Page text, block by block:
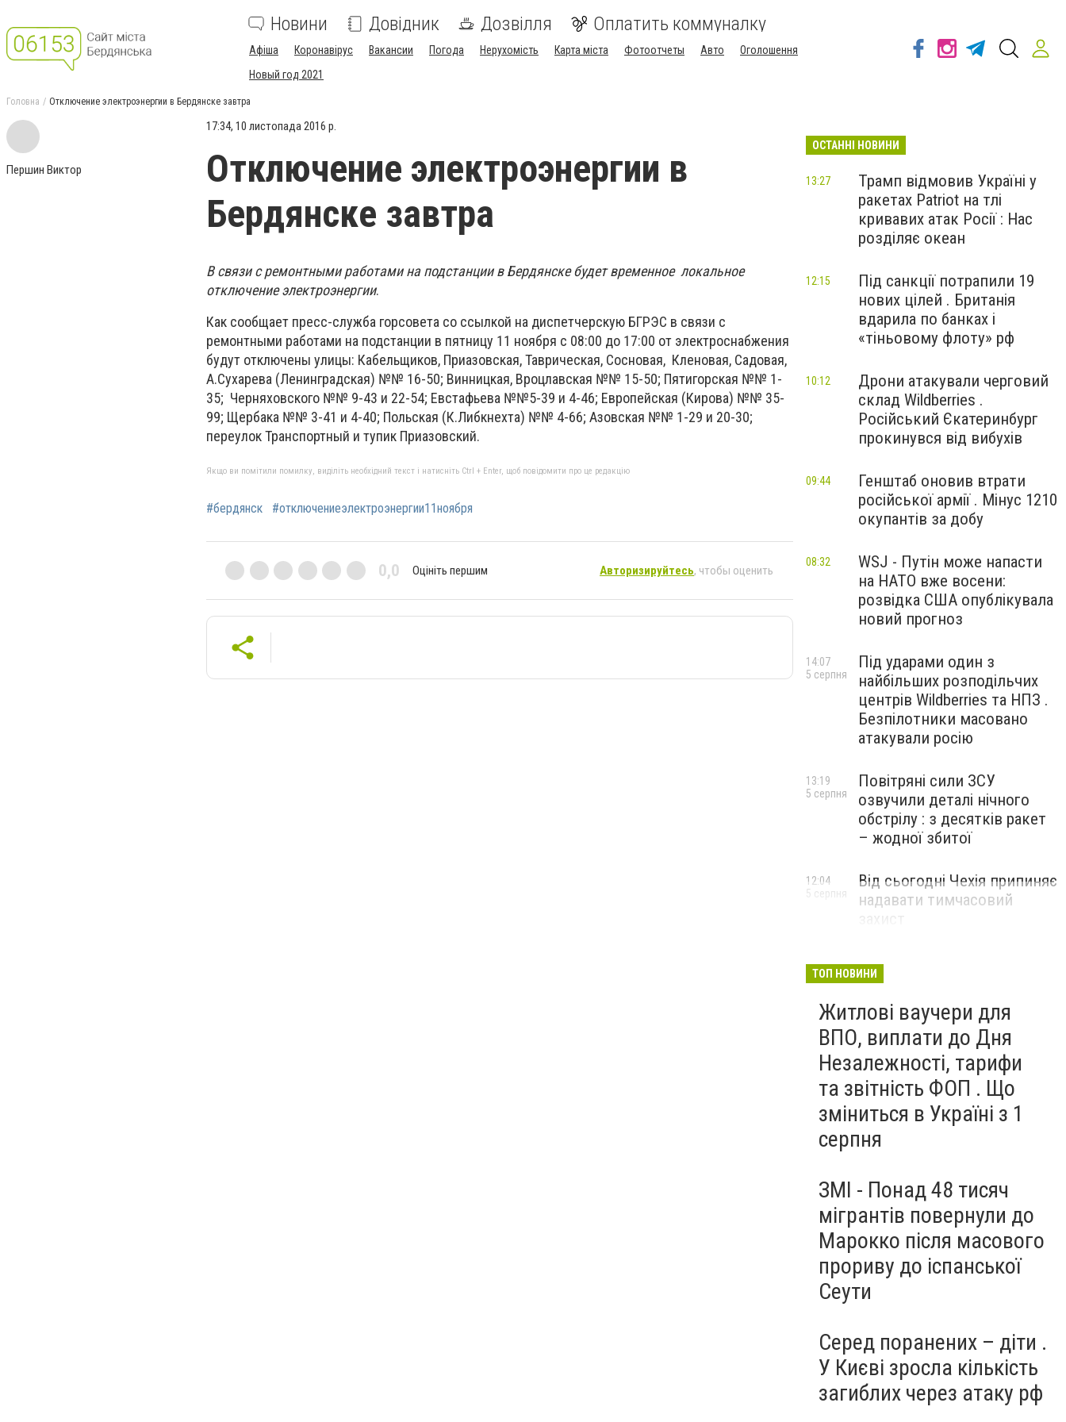
Новини Довідник Дозвілля Оплатить коммуналку
Афіша Коронавірус Вакансии Погода Нерухомість Карта міста Фотоотчеты Авто
Оголошення
Новый год 2021
Головна Отключение электроэнергии в Бердянске завтра
Першин Виктор
17:34, 10 листопада 2016 р.
Отключение электроэнергии в
Бердянске завтра
В связи с ремонтными работами на подстанции в Бердянске будет временное локальное
отключение электроэнергии.
Как сообщает пресс-служба горсовета со ссылкой на диспетчерскую БГРЭС в связи с
ремонтными работами на подстанции в пятницу 11 ноября с 08:00 до 17:00 от электроснабжения
будут отключены улицы: Кабельщиков, Приазовская, Таврическая, Сосновая, Кленовая, Садовая,
А.Сухарева (Ленинградская) №№ 16-50; Винницкая, Вроцлавская №№ 15-50; Пятигорская №№ 1-
35; Черняховского №№ 9-43 и 22-54; Евстафьева №№5-39 и 4-46; Европейская (Кирова) №№ 35-
99; Щербака №№ 3-41 и 4-40; Польская (К.Либкнехта) №№ 4-66; Азовская №№ 1-29 и 20-30;
переулок Транспортный и тупик Приазовский.
Якщо ви помітили помилку, виділіть необхідний текст і натисніть Ctrl + Enter, щоб повідомити про це редакцію
#бердянск #отключениеэлектроэнергии11ноября
0,0 Оцініть першим Авторизируйтесь, чтобы оценить
ОСТАННІ НОВИНИ
Трамп відмовив Україні у
ракетах Patriot на тлі
кривавих атак Росії : Нас
розділяє океан
13:27
Під санкції потрапили 19
нових цілей . Британія
вдарила по банках і
«тіньовому флоту» рф
12:15
Дрони атакували черговий
склад Wildberries .
Російський Єкатеринбург
прокинувся від вибухів
10:12
Генштаб оновив втрати
російської армії . Мінус 1210
окупантів за добу
09:44
WSJ - Путін може напасти
на НАТО вже восени:
розвідка США опублікувала
новий прогноз
08:32
Під ударами один з
найбільших розподільчих
центрів Wildberries та НПЗ .
Безпілотники масовано
атакували росію
14:07
5 серпня
Повітряні сили ЗСУ
озвучили деталі нічного
обстрілу : з десятків ракет
– жодної збитої
13:19
5 серпня
Від сьогодні Чехія припиняє
надавати тимчасовий
12:04
5 серпня
ТОП НОВИНИ
Житлові ваучери для
ВПО, виплати до Дня
Незалежності, тарифи
та звітність ФОП . Що
зміниться в Україні з 1
серпня
ЗМІ - Понад 48 тисяч
мігрантів повернули до
Марокко після масового
прориву до іспанської
Сеути
Серед поранених – діти .
У Києві зросла кількість
загиблих через атаку рф